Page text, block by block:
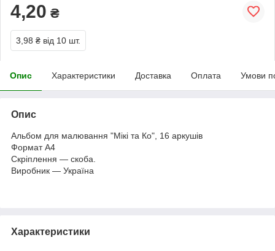
4,20 ₴
3,98 ₴ від 10 шт.
Опис Характеристики Доставка Оплата Умови
Опис
Альбом для малювання "Мікі та Ко", 16 аркушів
Формат А4
Скріплення — скоба.
Виробник — Україна
Характеристики